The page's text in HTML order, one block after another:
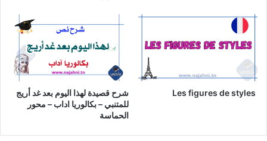
شرح قصيدة لهذا اليوم بعد غد أريج
للمتنبي – بكالوريا اداب – محور
الحماسة